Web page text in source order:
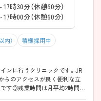
時30分（休憩60分）
時00分（休憩60分）
内） 積極採用中
ンに行うクリニックです。JR
らのアクセスが良く便利な立
す◎残業時間は月平均2時間と